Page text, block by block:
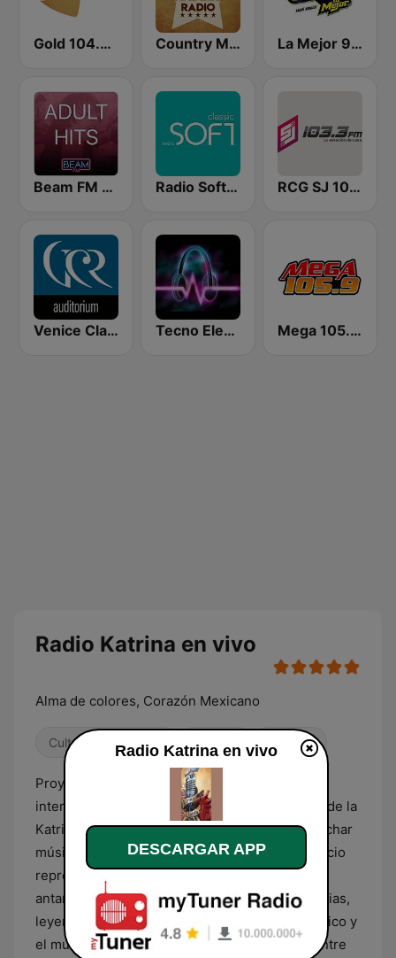
Gold 104.3 FM Country Music Radio - Country Mix La Mejor 97.1 FM
Beam FM - Adult Hits Radio Soft Classic RCG SJ 103.3 FM
Venice Classic Radio | VCR Auditorium Tecno Electro Mega 105.9 FM
Radio Katrina en vivo
Alma de colores, Corazón Mexicano
Cultura & Educación Años 80 Años 90
Proyecto cultural de radio que transmite vía
internet dentro de una de las áreas del Museo de la
Katrina, donde tendrás la oportunidad de escuchar
música mexicana de varias épocas, en un espacio
representado como una estación de radio de
antaño. En familia podrás disfrutar de las historias,
leyendas de suspenso y terror de nuestro México y
el mundo. En su programación podrás viajar entre
Radio Katrina en vivo
DESCARGAR APP